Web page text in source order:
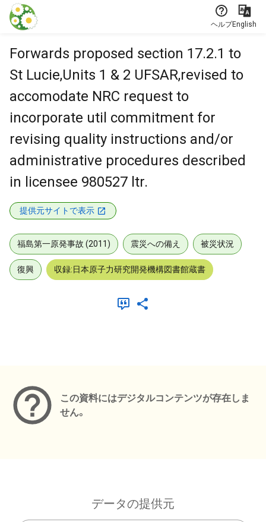
本文に飛ぶ
ヘルプEnglish
Forwards proposed section 17.2.1 to
St Lucie,Units 1 & 2 UFSAR,revised to
accomodate NRC request to
incorporate util commitment for
revising quality instructions and/or
administrative procedures described
in licensee 980527 ltr.
提供元サイトで表示
福島第一原発事故 (2011) 震災への備え 被災状況
復興 収録:日本原子力研究開発機構図書館蔵書
この資料にはデジタルコンテンツが存在しま
せん。
データの提供元